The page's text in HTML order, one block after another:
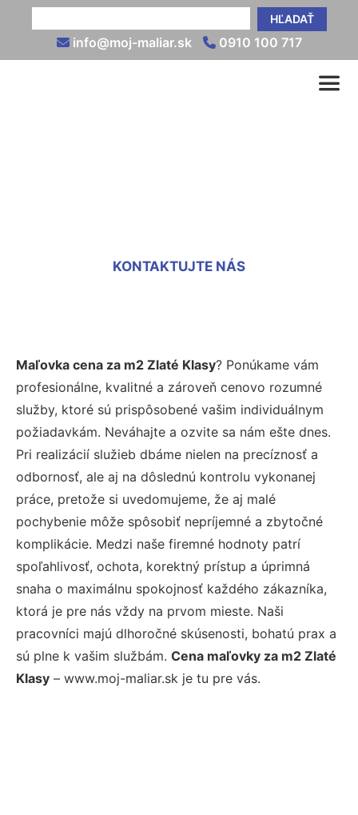
HĽADAŤ
info@moj-maliar.sk 0910 100 717
KONTAKTUJTE NÁS
Maľovka cena za m2 Zlaté Klasy? Ponúkame vám
profesionálne, kvalitné a zároveň cenovo rozumné
služby, ktoré sú prispôsobené vašim individuálnym
požiadavkám. Neváhajte a ozvite sa nám ešte dnes.
Pri realizácií služieb dbáme nielen na precíznosť a
odbornosť, ale aj na dôslednú kontrolu vykonanej
práce, pretože si uvedomujeme, že aj malé
pochybenie môže spôsobiť nepríjemné a zbytočné
komplikácie. Medzi naše firemné hodnoty patrí
spoľahlivosť, ochota, korektný prístup a úprimná
snaha o maximálnu spokojnosť každého zákazníka,
ktorá je pre nás vždy na prvom mieste. Naši
pracovníci majú dlhoročné skúsenosti, bohatú prax a
sú plne k vašim službám. Cena maľovky za m2 Zlaté
Klasy – www.moj-maliar.sk je tu pre vás.